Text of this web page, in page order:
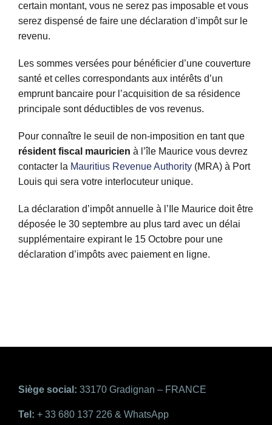
certain montant, vous ne serez pas imposable et vous
serez dispensé de faire une déclaration d’impôt sur le
revenu.
Les sommes versées pour bénéficier d’une couverture
santé et celles correspondants aux intérêts d’un
emprunt bancaire pour l’acquisition de sa résidence
principale sont déductibles de vos revenus.
Pour connaître le seuil de non-imposition en tant que
résident fiscal mauricien à l’île Maurice vous devrez
contacter la Mauritius Revenue Authority (MRA) à Port
Louis qui sera votre interlocuteur unique.
La déclaration d’impôt annuelle à l’Ile Maurice doit être
déposée le 30 septembre au plus tard avec un délai
supplémentaire expirant le 15 Octobre pour une
déclaration d’impôts avec paiement en ligne.
Siège social: 33170 Gradignan – FRANCE
Tel: + 33 680 137 226 & WhatsApp